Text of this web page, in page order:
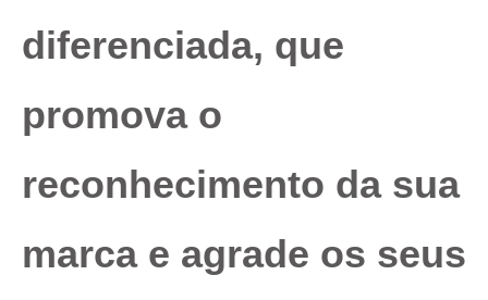
diferenciada, que
promova o
reconhecimento da sua
marca e agrade os seus